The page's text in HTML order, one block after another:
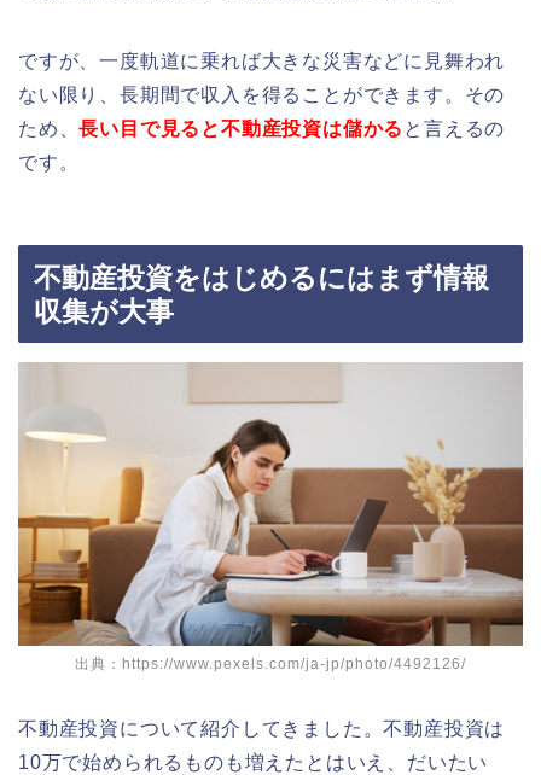
ですが、一度軌道に乗れば大きな災害などに見舞われ
ない限り、長期間で収入を得ることができます。その
ため、長い目で見ると不動産投資は儲かる と言えるの
です。
不動産投資をはじめるにはまず情報
収集が大事
出典：https://www.pexels.com/ja-jp/photo/4492126/
不動産投資について紹介してきました。不動産投資は
10万で始められるものも増えたとはいえ、だいたい